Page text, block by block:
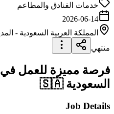
خدمات الفنادق والمطاعم
2026-06-14
المملكة العربية السعودية -
منتهي
فرصة مميزة للعمل في
السعودية 🇸🇦
Job Details